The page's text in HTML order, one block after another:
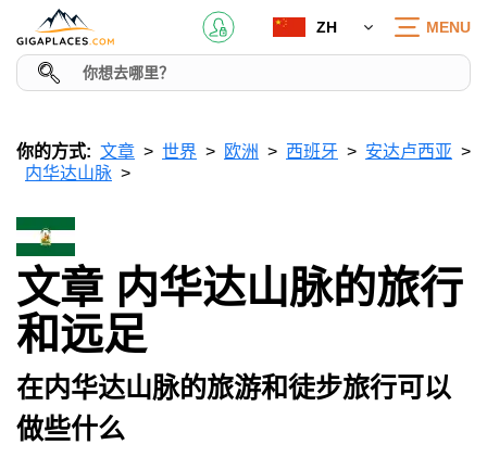
ZH MENU
你的方式: 文章 世界 欧洲 西班牙
安达卢西亚
内华达山脉
文章 内华达山脉的旅行
和远足
在内华达山脉的旅游和徒步旅行可以
做些什么